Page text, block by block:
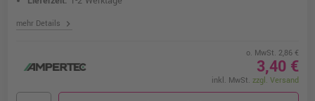
mehr Details chevron_right
o. MwSt. 2,86 €
3,40 €
inkl. MwSt. zzgl. Versand